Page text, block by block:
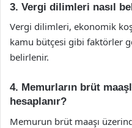
3. Vergi dilimleri nasıl
Vergi dilimleri, ekonomik
kamu bütçesi gibi faktörler
belirlenir.
4. Memurların brüt
hesaplanır?
Memurun brüt maaşı